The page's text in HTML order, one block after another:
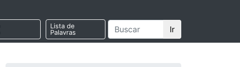
Lista de
Palavras
Ir